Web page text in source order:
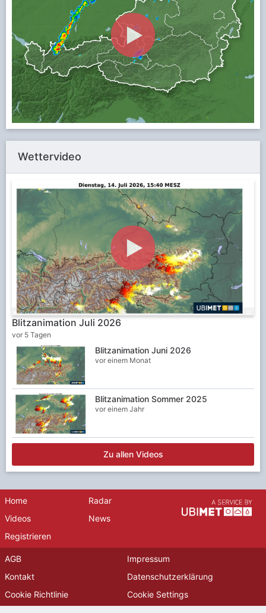
Wettervideo
Blitzanimation Juli 2026
vor 5 Tagen
Blitzanimation Juni 2026
vor einem Monat
Blitzanimation Sommer 2025
vor einem Jahr
Zu allen Videos
Home
Radar
Videos
News
Registrieren
AGB
Impressum
Kontakt
Datenschutzerklärung
Cookie Richtlinie
Cookie Settings